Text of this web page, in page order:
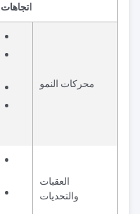
محركات النمو
العقبات
والتحديات